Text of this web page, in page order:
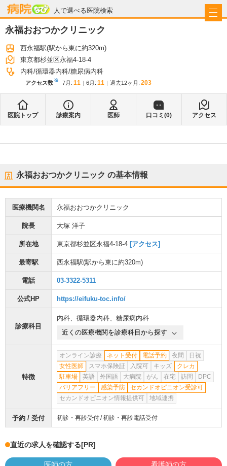
人で選べる医院検索
病院なび
永福おおつかクリニック
西永福駅(駅から東に約320m)
東京都杉並区永福4-18-4
内科 循環器内科 糖尿病内科
アクセス数※ 7月 : 11 6月 : 11 過去12ヶ月: 203
医院トップ 診療案内 医師 口コミ(0) アクセス
永福おおつかクリニック の基本情報
医療機関名 永福おおつかクリニック
院長 大塚 洋子
所在地 東京都杉並区永福4-18-4 [アクセス]
最寄駅 西永福駅(駅から東に約320m)
電話 03-3322-5311
公式HP https://eifuku-toc.info/
診療科目
内科、 循環器内科、 糖尿病内科
近くの医療機関を診療科目から探す
特徴
オンライン診療 ネット受付 電話予約 夜間
日祝
女性医師
スマホ保険証 入院可 キッズ
クレカ
駐車場
英語 外国語 大病院 がん 在宅 訪問
DPC
バリアフリー
感染予防
セカンドオピニオン受診可
セカンドオピニオン情報提供可
地域連携
予約 / 受付 初診・再診受付 初診・再診電話受付
直近の求人を確認する[PR]